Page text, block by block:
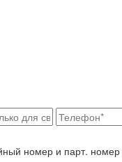
номер и парт.